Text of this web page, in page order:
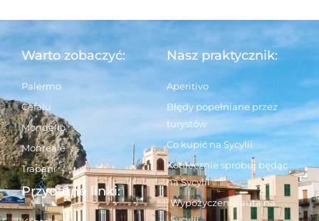
Warto zobaczyć:
Palermo
Cefalu
Mondello
Monreale
Trapani
Nasz praktycznik:
Aperitivo
Błędy popełniane przez
turystów
Co kupić na Sycylii
Koniecznie spróbuj będąc
na Sycylii
Wypożyczenie auta na
Przydatne linki: